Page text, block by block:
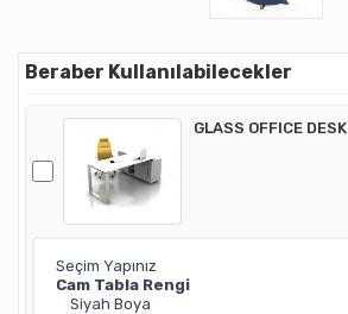
Beraber Kullanılabilecekler
GLASS OFFICE DESK